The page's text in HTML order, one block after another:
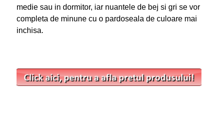
medie sau in dormitor, iar nuantele de bej si gri se vor
completa de minune cu o pardoseala de culoare mai
inchisa.